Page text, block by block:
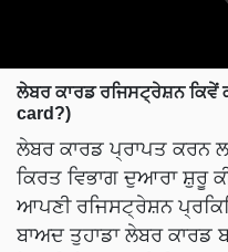
ਲੇਬਰ ਕਾਰਡ ਰਜਿਸਟ੍ਰੇਸ਼ਨ ਕਿਵੇਂ
card?)
ਲੇਬਰ ਕਾਰਡ ਪ੍ਰਾਪਤ ਕਰਨ
ਕਿਰਤ ਵਿਭਾਗ ਦੁਆਰਾ ਸ਼ੁਰੂ
ਆਪਣੀ ਰਜਿਸਟ੍ਰੇਸ਼ਨ
ਬਾਅਦ ਤੁਹਾਡਾ ਲੇਬਰ